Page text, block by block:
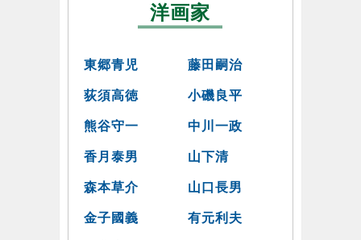
洋画家
東郷青児 藤田嗣治
荻須高徳 小磯良平
熊谷守一 中川一政
香月泰男 山下清
森本草介 山口長男
金子國義 有元利夫